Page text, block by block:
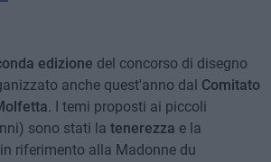
edizione del concorso di disegno
anche quest'anno dal Comitato
. I temi proposti ai piccoli
sono stati la tenerezza e la
riferimento alla Madonne du